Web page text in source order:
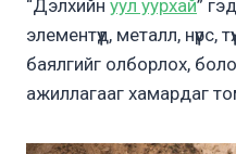
“Дэлхийн уул уурхай”
элементүүд, металл, нүүрс,
баялгийг олборлох,
ажиллагааг хамардаг